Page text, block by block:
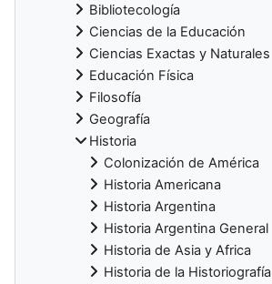
Bibliotecología
Ciencias de la Educación
Ciencias Exactas y Naturales
Educación Física
Filosofía
Geografía
Historia
Colonización de América
Historia Americana
Historia Argentina
Historia Argentina General
Historia de Asia y Africa
Historia de la Historiografía